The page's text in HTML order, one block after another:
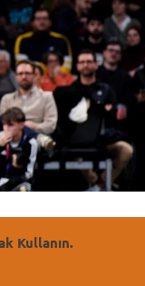
Kullanın.